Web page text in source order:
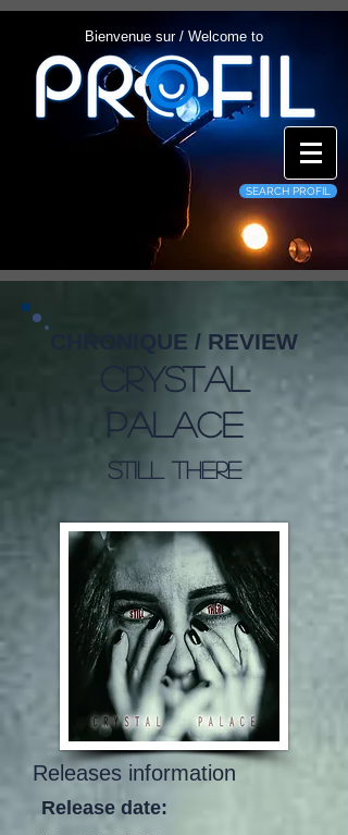
Bienvenue sur / Welcome to
SEARCH PROFIL
CHRONIQUE / REVIEW
Crystal
Palace
Still There
Releases information
Release date: